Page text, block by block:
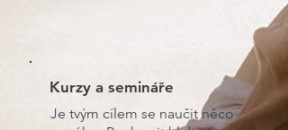
Kurzy a semináře
Je tvým cílem se naučit něco